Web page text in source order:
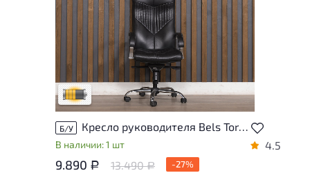
Товар может иметь незначительные
повреждения и/или следы эксплуатации,
не влияющие на удобство его
использования
Удовлетворительный износ
Б/У Кресло руководителя Bels Torus Кожа Чёрный Россия
В наличии: 1 шт 4.5
9.890 Р 13.490Р
-27%